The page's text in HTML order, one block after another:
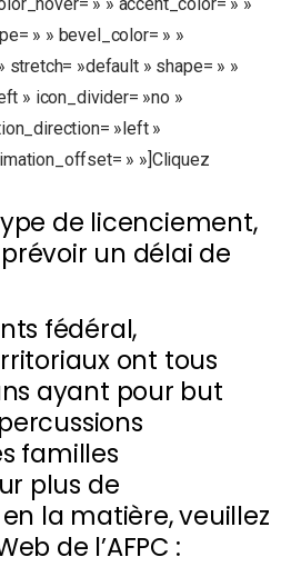
» » bevel_color= » »
stretch= »default » shape= » »
» icon_divider= »no »
»left »
» »]Cliquez
de licenciement,
un délai de
fédéral,
ont tous
ayant pour but
familles
plus de
la matière, veuillez
de l’AFPC :